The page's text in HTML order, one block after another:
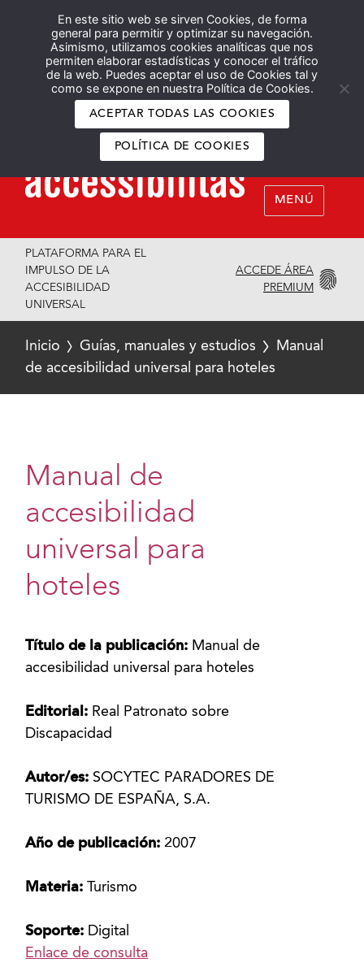
En este sitio web se sirven Cookies, de forma
general para permitir y optimizar su navegación.
Asimismo, utilizamos cookies analíticas que nos
permiten elaborar estadísticas y conocer el tráfico
de la web. Puedes aceptar el uso de Cookies tal y
como se expone en nuestra Política de Cookies.
ACEPTAR TODAS LAS COOKIES
POLÍTICA DE COOKIES
Español English
MENÚ
PLATAFORMA PARA EL
IMPULSO DE LA
ACCESIBILIDAD
UNIVERSAL
ACCEDE ÁREA
PREMIUM
Inicio Guías, manuales y estudios
Manual
de accesibilidad universal para hoteles
Manual de
accesibilidad
universal para
hoteles
Título de la publicación: Manual de
accesibilidad universal para hoteles
Editorial: Real Patronato sobre
Discapacidad
Autor/es: SOCYTEC PARADORES DE
TURISMO DE ESPAÑA, S.A.
Año de publicación: 2007
Materia:Turismo
Soporte: Digital
Enlace de consulta